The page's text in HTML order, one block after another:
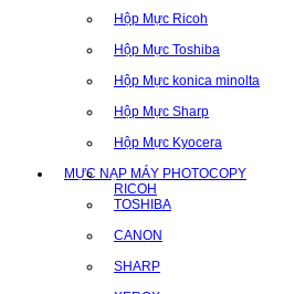
Hộp Mực Ricoh
Hộp Mực Toshiba
Hộp Mực konica minolta
Hộp Mực Sharp
Hộp Mực Kyocera
MỰC NẠP MÁY PHOTOCOPY
RICOH
TOSHIBA
CANON
SHARP